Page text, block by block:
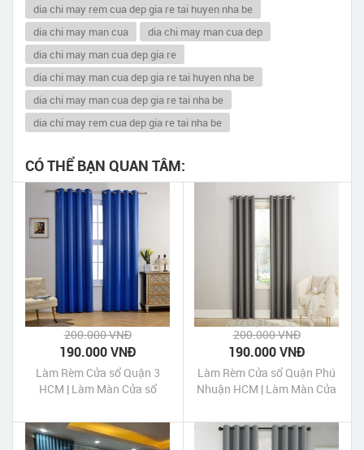
dia chi may rem cua dep gia re tai huyen nha be
dia chi may man cua
dia chi may man cua dep
dia chi may man cua dep gia re
dia chi may man cua dep gia re tai huyen nha be
dia chi may man cua dep gia re tai nha be
dia chi may rem cua dep gia re tai nha be
CÓ THỂ BẠN QUAN TÂM:
200.000 VNĐ
190.000 VNĐ
Làm Rèm Cửa sổ Quận 3
HCM | Làm Màn Cửa sổ
200.000 VNĐ
190.000 VNĐ
Làm Rèm Cửa sổ Quận Phú
Nhuận HCM | Làm Màn Cửa